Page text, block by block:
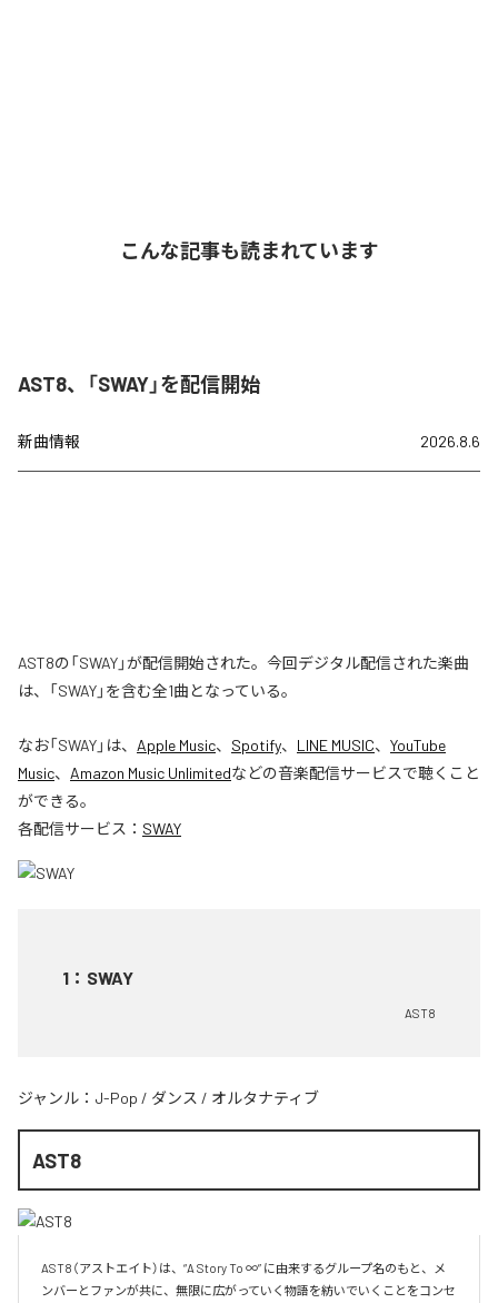
こんな記事も読まれています
AST8、「SWAY」を配信開始
新曲情報 2026.8.6
AST8の「SWAY」が配信開始された。今回デジタル配信された楽曲
は、「SWAY」を含む全1曲となっている。
なお「SWAY」は、 Apple Music、 Spotify、 LINE MUSIC、 YouTube
Music、 Amazon Music Unlimitedなどの音楽配信サービスで聴くこと
ができる。
各配信サービス： SWAY
1 ： SWAY
AST8
ジャンル： J-Pop / ダンス / オルタナティブ
AST8
AST8（アストエイト）は、“A Story To ∞” に由来するグループ名のもと、メ
ンバーとファンが共に、無限に広がっていく物語を紡いでいくことをコンセ